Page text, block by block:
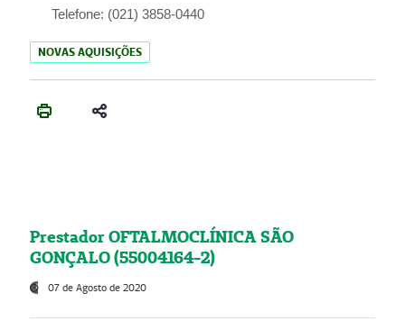
Telefone: (021) 3858-0440
NOVAS AQUISIÇÕES
Prestador OFTALMOCLÍNICA SÃO
GONÇALO (55004164-2)
07 de Agosto de 2020